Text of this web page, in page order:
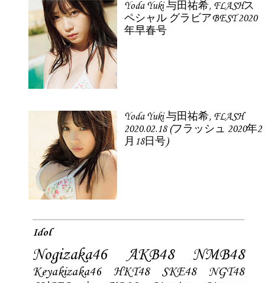
Yoda Yuki 与田祐希, FLASHス
ペシャル グラビアBEST 2020
年早春号
Yoda Yuki 与田祐希, FLASH
2020.02.18 (フラッシュ 2020年2
月18日号)
Idol
Nogizaka46 AKB48 NMB48
Keyakizaka46 HKT48 SKE48
NGT48